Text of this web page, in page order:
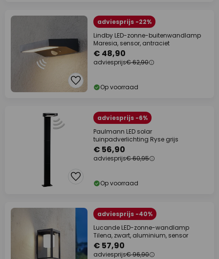
adviesprijs -22%
Lindby LED-zonne-buitenwandlamp
Maresia, sensor, antraciet
€ 48,90
adviesprijs€ 62,90
Op voorraad
adviesprijs -6%
Paulmann LED solar
tuinpadverlichting Ryse grijs
€ 56,90
adviesprijs€ 60,95
Op voorraad
adviesprijs -40%
Lucande LED-zonne-wandlamp
Tilena, zwart, aluminium, sensor
€ 57,90
adviesprijs€ 96,90